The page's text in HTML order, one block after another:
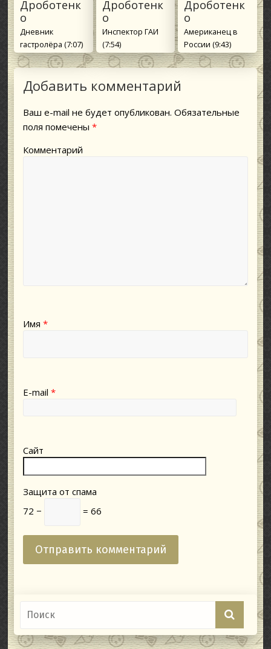
Дроботенк
о
Дневник
гастролёра (7:07)
Дроботенк
о
Инспектор ГАИ
(7:54)
Дроботенк
о
Американец в
России (9:43)
Добавить комментарий
Ваш e-mail не будет опубликован. Обязательные
поля помечены*
Комментарий
Имя*
E-mail*
Сайт
Защита от спама
72 −
= 66